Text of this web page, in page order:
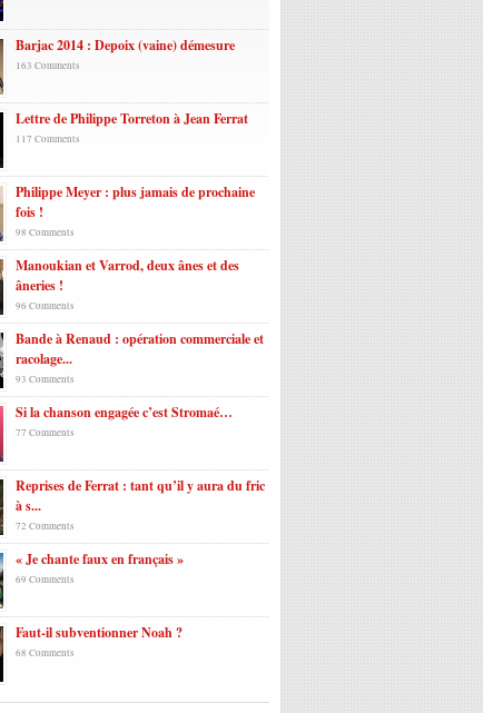
Barjac 2014 : Depoix (vaine) démesure
163 Comments
Lettre de Philippe Torreton à Jean Ferrat
117 Comments
Philippe Meyer : plus jamais de prochaine
fois !
98 Comments
Manoukian et Varrod, deux ânes et des
âneries !
96 Comments
Bande à Renaud : opération commerciale et
racolage...
93 Comments
Si la chanson engagée c’est Stromaé…
77 Comments
Reprises de Ferrat : tant qu’il y aura du fric
à s...
72 Comments
« Je chante faux en français »
69 Comments
Faut-il subventionner Noah ?
68 Comments